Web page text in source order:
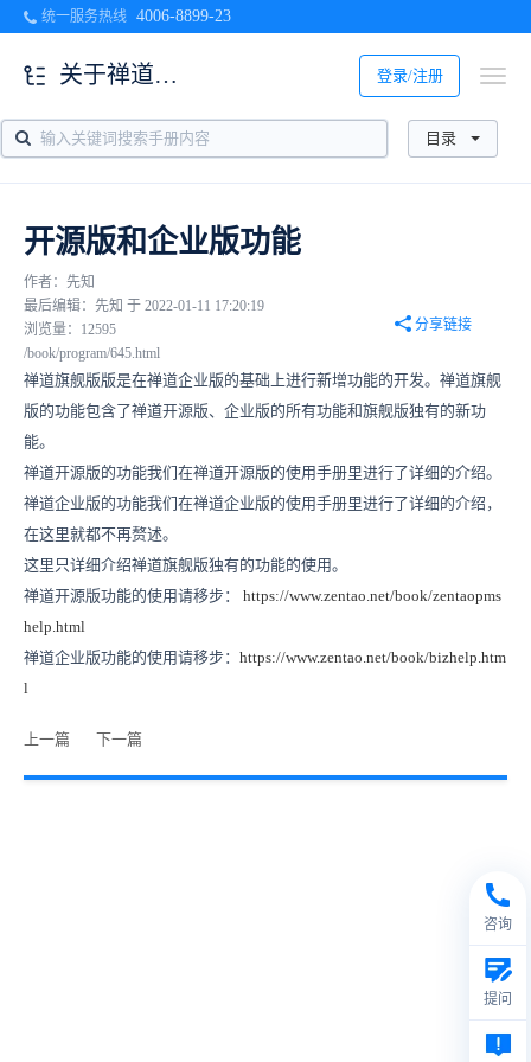
统一服务热线 4006-8899-23
登录/注册
关于禅道旗舰版
目录
开源版和企业版功能
作者：先知
最后编辑：先知 于 2022-01-11 17:20:19
浏览量：12595
分享链接
/book/program/645.html
禅道旗舰版版是在禅道企业版的基础上进行新增功能的开发。禅道旗舰
版的功能包含了禅道开源版、企业版的所有功能和旗舰版独有的新功
能。
禅道开源版的功能我们在禅道开源版的使用手册里进行了详细的介绍。
禅道企业版的功能我们在禅道企业版的使用手册里进行了详细的介绍，
在这里就都不再赘述。
这里只详细介绍禅道旗舰版独有的功能的使用。
禅道开源版功能的使用请移步： https://www.zentao.net/book/zentaopms
help.html
禅道企业版功能的使用请移步： https://www.zentao.net/book/bizhelp.htm
l
上一篇 下一篇
咨询
提问